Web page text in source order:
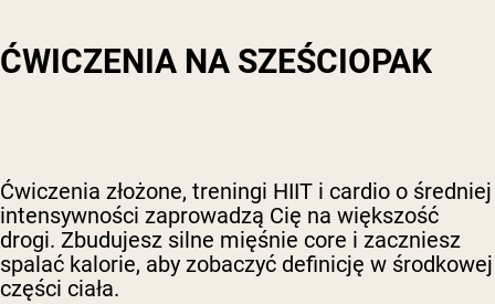
ĆWICZENIA NA SZEŚCIOPAK
Ćwiczenia złożone, treningi HIIT i cardio o średniej
intensywności zaprowadzą Cię na większość
drogi. Zbudujesz silne mięśnie core i zaczniesz
spalać kalorie, aby zobaczyć definicję w środkowej
części ciała.